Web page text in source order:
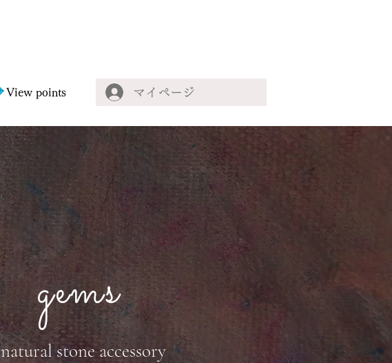
マイページ
View points
gems
natural stone accessory